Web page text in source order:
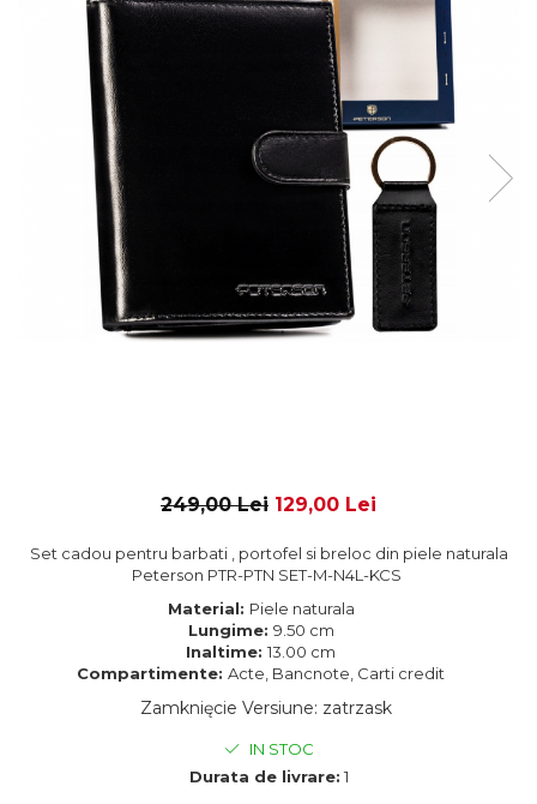
249,00 Lei 129,00 Lei
Set cadou pentru barbati , portofel si breloc din piele naturala
Peterson PTR-PTN SET-M-N4L-KCS
Material: Piele naturala
Lungime: 9.50 cm
Inaltime: 13.00 cm
Compartimente: Acte, Bancnote, Carti credit
Zamknięcie Versiune: zatrzask
IN STOC
Durata de livrare: 1